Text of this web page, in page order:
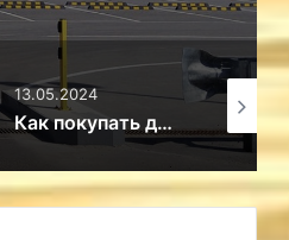
13.05.2024
Как покупать дешевые авиабилеты в 2024 году
22.04.2024